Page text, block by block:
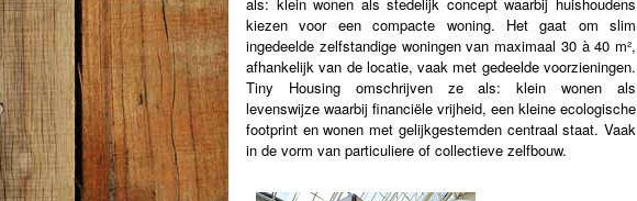
kiezen voor een compacte woning. Het gaat om slim
ingedeelde zelfstandige woningen van maximaal 30 à 40 m²,
afhankelijk van de locatie, vaak met gedeelde voorzieningen.
Tiny Housing omschrijven ze als: klein wonen als
levenswijze waarbij financiële vrijheid, een kleine ecologische
footprint en wonen met gelijkgestemden centraal staat. Vaak
in de vorm van particuliere of collectieve zelfbouw.